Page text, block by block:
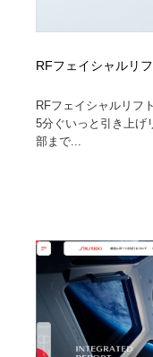
RFフェイシャルリ
RFフェイシャルリフ
5分ぐいっと引き上げ
部まで...